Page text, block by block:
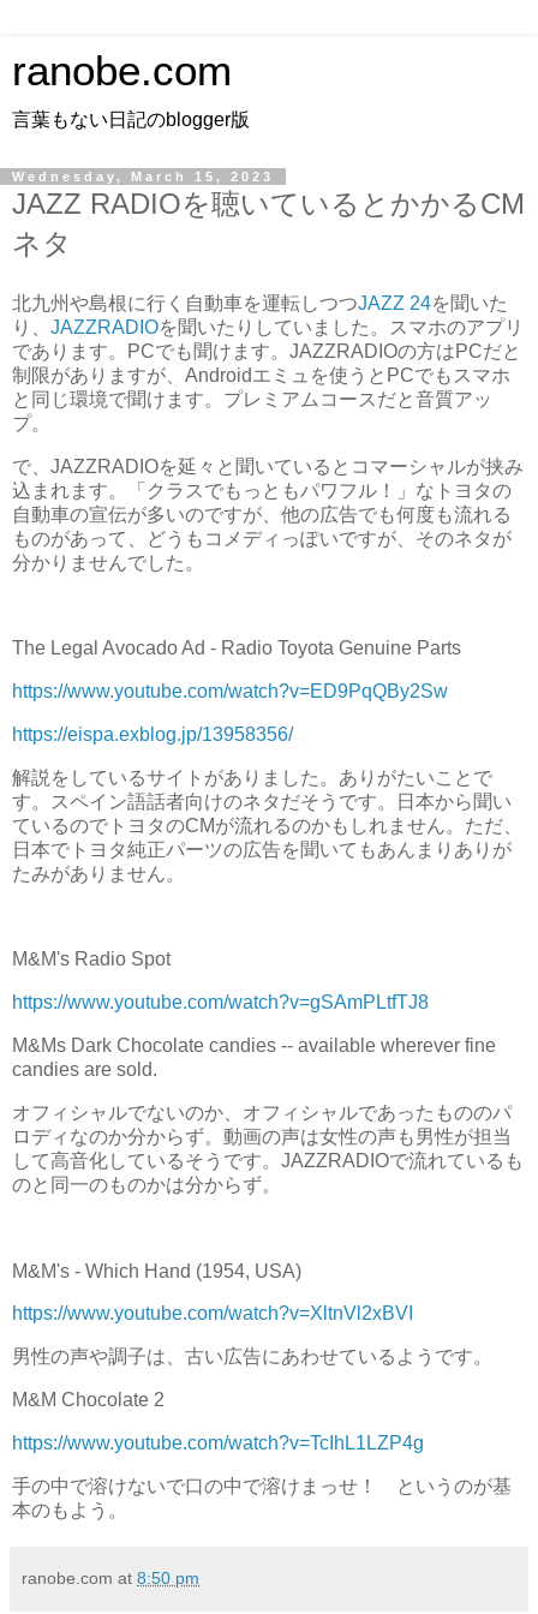
ranobe.com
言葉もない日記のblogger版
Wednesday, March 15, 2023
JAZZ RADIOを聴いているとかかるCM
ネタ
北九州や島根に行く自動車を運転しつつJAZZ 24を聞いた
り、 JAZZRADIOを聞いたりしていました。スマホのアプリ
であります。PCでも聞けます。JAZZRADIOの方はPCだと
制限がありますが、Androidエミュを使うとPCでもスマホ
と同じ環境で聞けます。プレミアムコースだと音質アッ
プ。
で、JAZZRADIOを延々と聞いているとコマーシャルが挟み
込まれます。「クラスでもっともパワフル！」なトヨタの
自動車の宣伝が多いのですが、他の広告でも何度も流れる
ものがあって、どうもコメディっぽいですが、そのネタが
分かりませんでした。
The Legal Avocado Ad - Radio Toyota Genuine Parts
https://www.youtube.com/watch?v=ED9PqQBy2Sw
https://eispa.exblog.jp/13958356/
解説をしているサイトがありました。ありがたいことで
す。スペイン語話者向けのネタだそうです。日本から聞い
ているのでトヨタのCMが流れるのかもしれません。ただ、
日本でトヨタ純正パーツの広告を聞いてもあんまりありが
たみがありません。
M&M's Radio Spot
https://www.youtube.com/watch?v=gSAmPLtfTJ8
M&Ms Dark Chocolate candies -- available wherever fine
candies are sold.
オフィシャルでないのか、オフィシャルであったもののパ
ロディなのか分からず。動画の声は女性の声も男性が担当
して高音化しているそうです。JAZZRADIOで流れているも
のと同一のものかは分からず。
M&M's - Which Hand (1954, USA)
https://www.youtube.com/watch?v=XltnVl2xBVI
男性の声や調子は、古い広告にあわせているようです。
M&M Chocolate 2
https://www.youtube.com/watch?v=TcIhL1LZP4g
手の中で溶けないで口の中で溶けまっせ！ というのが基
本のもよう。
ranobe.com at 8:50 pm